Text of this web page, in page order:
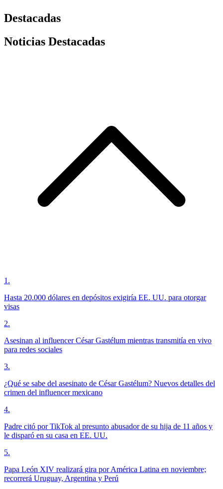
Destacadas
Noticias Destacadas
1 .
Hasta 20.000 dólares en depósitos exigiría EE. UU. para otorgar
visas
2.
Asesinan al influencer César Gastélum mientras transmitía en vivo
para redes sociales
3.
¿Qué se sabe del asesinato de César Gastélum? Nuevos detalles del
crimen del influencer mexicano
4.
Padre citó por TikTok al presunto abusador de su hija de 11 años y
le disparó en su casa en EE. UU.
5.
Papa León XIV realizará gira por América Latina en noviembre;
recorrerá Uruguay, Argentina y Perú